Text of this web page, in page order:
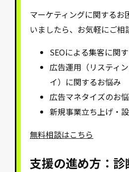
マーケティングに関するお
いましたら、お気軽にご相
SEOによる集客に関
広告運用（リスティ
イ）に関するお悩み
広告マネタイズのお
新規事業立ち上げ・
無料相談はこちら
支援の進め方：